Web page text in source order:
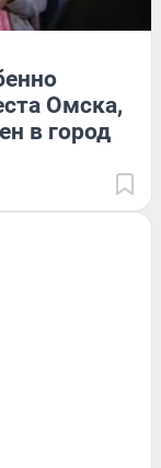
Омска,
в город